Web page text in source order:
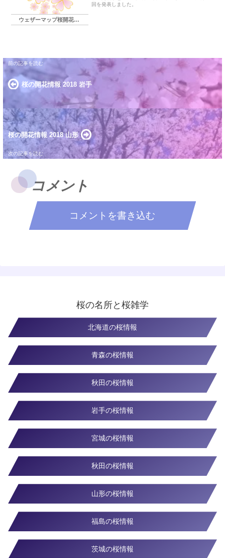
ウェザーマップ桜開花予想
回を発表しました。
桜の開花情報 2018 岩手
桜の開花情報 2018 山形
コメント
コメントを書き込む
桜の名所と桜雑学
北海道の桜情報
青森の桜情報
秋田の桜情報
岩手の桜情報
宮城の桜情報
秋田の桜情報
山形の桜情報
福島の桜情報
茨城の桜情報